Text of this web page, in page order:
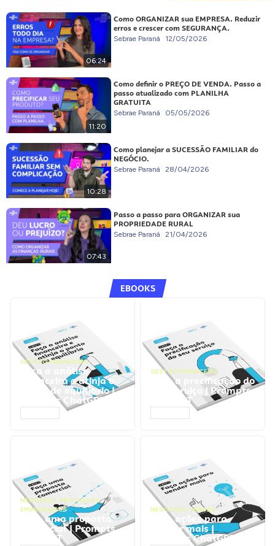
06:24
Como ORGANIZAR sua EMPRESA. Reduzir
erros e crescer com SEGURANÇA.
Sebrae Paraná 12/05/2026
11:20
Como definir o PREÇO DE VENDA. Passo a
passo atualizado com PLANILHA
GRATUITA
Sebrae Paraná 05/05/2026
10:28
Como planejar a SUCESSÃO FAMILIAR do
NEGÓCIO.
Sebrae Paraná 28/04/2026
07:43
Passo a passo para ORGANIZAR sua
PROPRIEDADE RURAL
Sebrae Paraná 21/04/2026
EBOOKS
GESTÃO FINANCEIRA
Faça a análise
financeira e atinja o
ponto de equilíbrio |
Prompts ChatGPT
GESTÃO FINANCEIRA
Faça a precificação do
seu serviço | Prompts
ChatGPT
NEGÓCIOS, PROCESSOS
EMPRESARIAIS
Faça uma proposta
comercial | Prompts
ChatGPT
NEGÓCIOS, VENDAS
Faça ações para
vender mais |
Prompts ChatGPT